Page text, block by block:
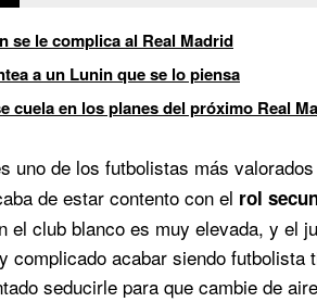
se le complica al Real Madrid
a un Lunin que se lo piensa
cuela en los planes del próximo Real
uno de los futbolistas más
de estar contento con el rol
el club blanco es muy elevada, y el
complicado acabar siendo
seducirle para que cambie de